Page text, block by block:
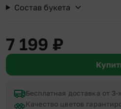
Состав букета
7 199 ₽
Бесплатная доставка от 3-
Качество цветов